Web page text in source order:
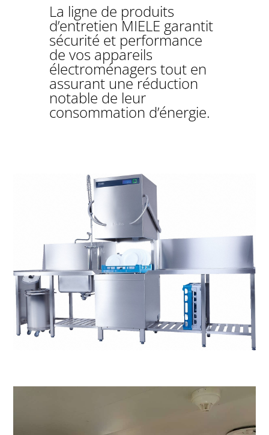
La ligne de produits
d’entretien MIELE garantit
sécurité et performance
de vos appareils
électroménagers tout en
assurant une réduction
notable de leur
consommation d’énergie.